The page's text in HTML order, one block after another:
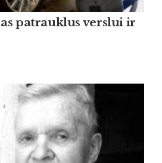
patrauklus verslui ir